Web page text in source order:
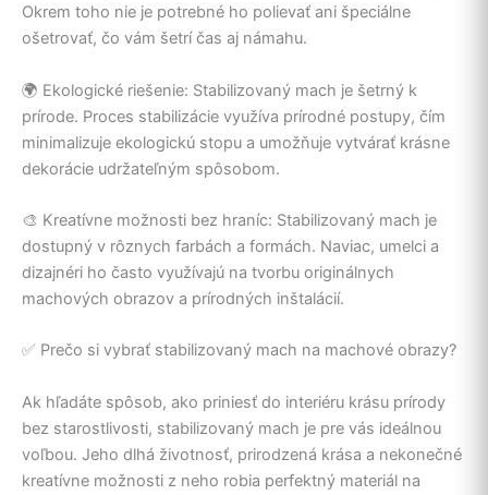
Okrem toho nie je potrebné ho polievať ani špeciálne
ošetrovať, čo vám šetrí čas aj námahu.
🌍 Ekologické riešenie: Stabilizovaný mach je šetrný k
prírode. Proces stabilizácie využíva prírodné postupy, čím
minimalizuje ekologickú stopu a umožňuje vytvárať krásne
dekorácie udržateľným spôsobom.
🎨 Kreatívne možnosti bez hraníc: Stabilizovaný mach je
dostupný v rôznych farbách a formách. Naviac, umelci a
dizajnéri ho často využívajú na tvorbu originálnych
machových obrazov a prírodných inštalácií.
✅ Prečo si vybrať stabilizovaný mach na machové obrazy?
Ak hľadáte spôsob, ako priniesť do interiéru krásu prírody
bez starostlivosti, stabilizovaný mach je pre vás ideálnou
voľbou. Jeho dlhá životnosť, prirodzená krása a nekonečné
kreatívne možnosti z neho robia perfektný materiál na